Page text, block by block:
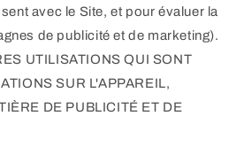
avec le Site, et pour évaluer la
de publicité et de marketing).
UTILISATIONS QUI SONT
SUR L'APPAREIL,
DE PUBLICITÉ ET DE